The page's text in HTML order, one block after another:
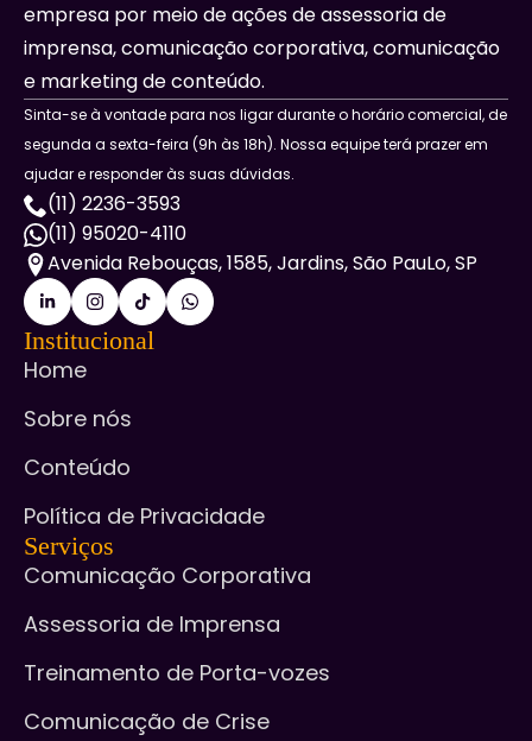
empresa por meio de ações de assessoria de
imprensa, comunicação corporativa, comunicação
e marketing de conteúdo.
Sinta-se à vontade para nos ligar durante o horário comercial, de
segunda a sexta-feira (9h às 18h). Nossa equipe terá prazer em
ajudar e responder às suas dúvidas.
(11) 2236-3593
(11) 95020-4110
Avenida Rebouças, 1585, Jardins, São PauLo, SP
Institucional
Home
Sobre nós
Conteúdo
Política de Privacidade
Serviços
Comunicação Corporativa
Assessoria de Imprensa
Treinamento de Porta-vozes
Comunicação de Crise